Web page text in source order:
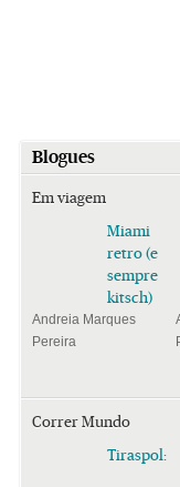
Blogues
Em viagem
Miami
retro (e
sempre
kitsch)
Andreia Marques
Pereira
Correr Mundo
Tiraspol: